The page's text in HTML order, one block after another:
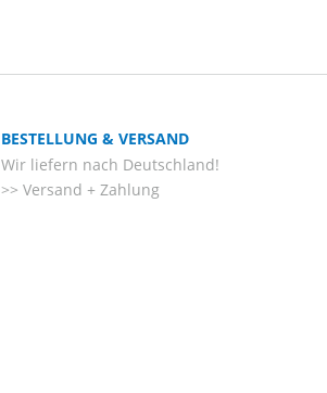
BESTELLUNG & VERSAND
Wir liefern nach Deutschland!
Versand + Zahlung